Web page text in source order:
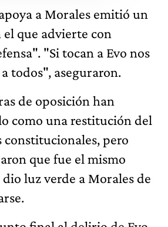
a Morales emitió un
que advierte con
"Si tocan a Evo nos
todos", aseguraron.
de oposición han
como una restitución del
constitucionales, pero
que fue el mismo
luz verde a Morales de